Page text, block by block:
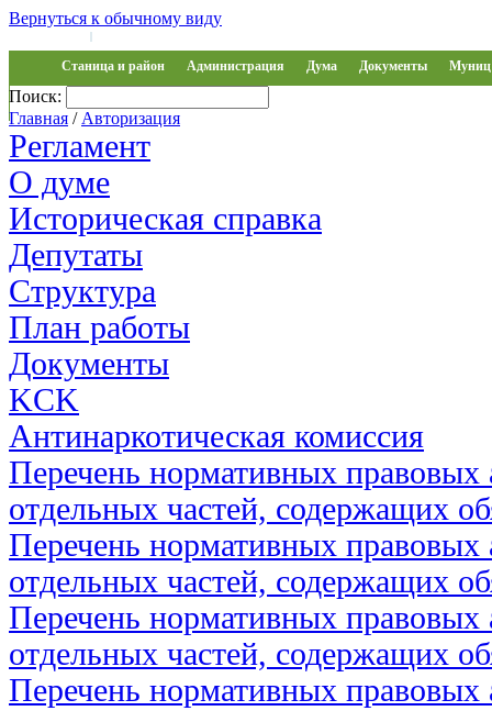
Вернуться к обычному виду
|
Станица и район Администрация Дума Документы Муниц
Обращения
Поиск:
Главная / Авторизация
Регламент
О думе
Историческая справка
Депутаты
Структура
План работы
Документы
KCK
Антинаркотическая комиссия
Перечень нормативных правовых
отдельных частей, содержащих
Перечень нормативных правовых
отдельных частей, содержащих
Перечень нормативных правовых
отдельных частей, содержащих
Перечень нормативных правовых